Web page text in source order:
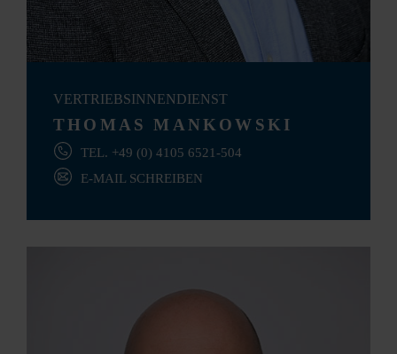
VERTRIEBSINNENDIENST
THOMAS MANKOWSKI
TEL. +49 (0) 4105 6521-504
E-MAIL SCHREIBEN